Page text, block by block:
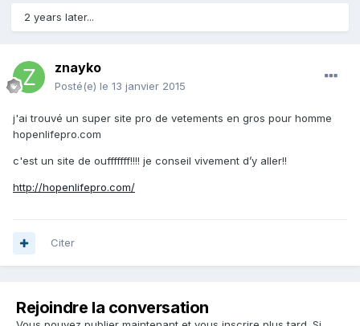
2 years later...
znayko
Posté(e) le 13 janvier 2015
j'ai trouvé un super site pro de vetements en gros pour homme
hopenlifepro.com
c'est un site de oufffffff!!!! je conseil vivement d’y aller!!
http://hopenlifepro.com/
Citer
Rejoindre la conversation